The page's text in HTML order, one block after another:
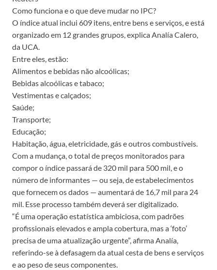
Como funciona e o que deve mudar no IPC?
O índice atual inclui 609 itens, entre bens e serviços, e está
organizado em 12 grandes grupos, explica Analía Calero,
da UCA.
Entre eles, estão:
Alimentos e bebidas não alcoólicas;
Bebidas alcoólicas e tabaco;
Vestimentas e calçados;
Saúde;
Transporte;
Educação;
Habitação, água, eletricidade, gás e outros combustíveis.
Com a mudança, o total de preços monitorados para
compor o índice passará de 320 mil para 500 mil, e o
número de informantes — ou seja, de estabelecimentos
que fornecem os dados — aumentará de 16,7 mil para 24
mil. Esse processo também deverá ser digitalizado.
“É uma operação estatística ambiciosa, com padrões
profissionais elevados e ampla cobertura, mas a ‘foto’
precisa de uma atualização urgente”, afirma Analía,
referindo-se à defasagem da atual cesta de bens e serviços
e ao peso de seus componentes.